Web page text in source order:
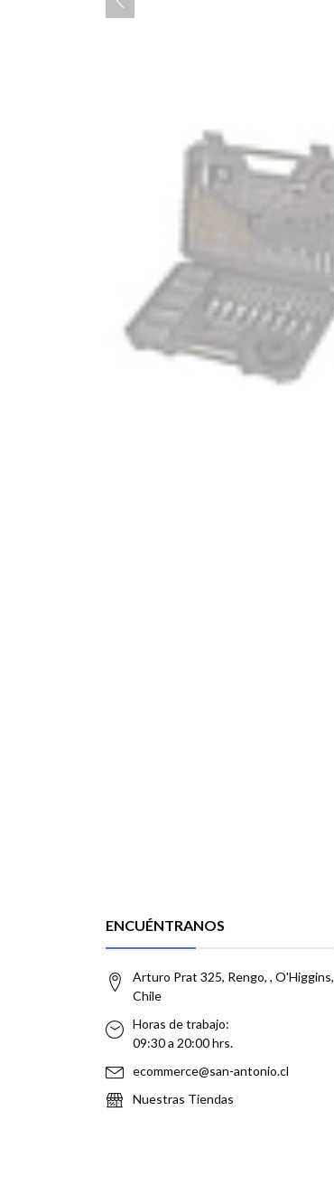
ENCUÉNTRANOS
Arturo Prat 325, Rengo, , O'Higgins,
Chile
Horas de trabajo:
09:30 a 20:00 hrs.
ecommerce@san-antonio.cl
Nuestras Tiendas